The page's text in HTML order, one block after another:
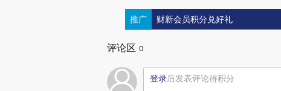
推广 财新会员积分兑好礼
评论区 0
登录后发表评论得积分